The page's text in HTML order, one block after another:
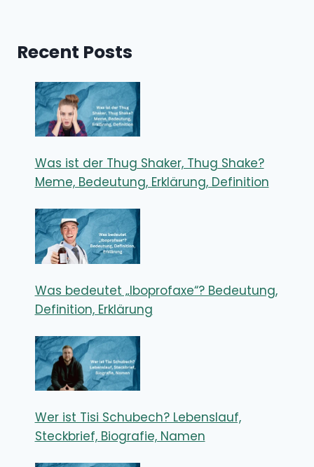
Recent Posts
Was ist der Thug Shaker, Thug Shake?
Meme, Bedeutung, Erklärung, Definition
Was bedeutet „Iboprofaxe“? Bedeutung,
Definition, Erklärung
Wer ist Tisi Schubech? Lebenslauf,
Steckbrief, Biografie, Namen